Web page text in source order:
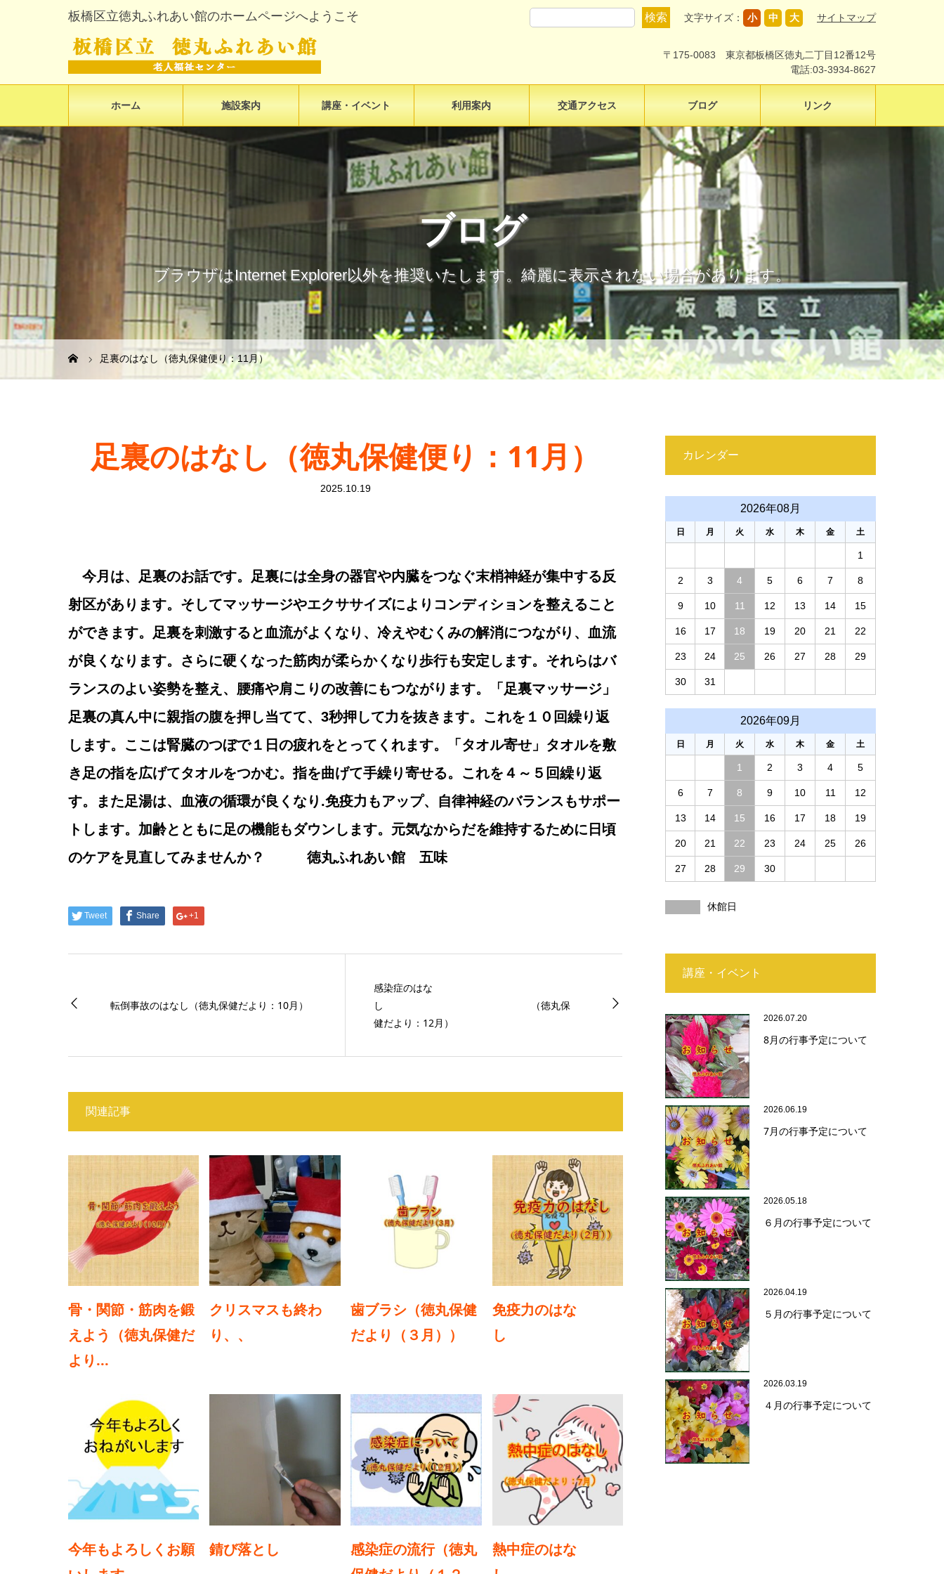
板橋区立徳丸ふれあい館のホームページへようこそ 文字サイズ： 小 中 大 サイトマップ
〒175-0083 東京都板橋区徳丸二丁目12番12号
電話:03-3934-8627
ホーム 施設案内 講座・イベント 利用案内 交通アクセス ブログ リンク
ブログ
ブラウザはInternet Explorer以外を推奨いたします。綺麗に表示されない場合があります。
足裏のはなし（徳丸保健便り：11月）
足裏のはなし（徳丸保健便り：11月）
2025.10.19
今月は、足裏のお話です。足裏には全身の器官や内臓をつなぐ末梢神経が集中する反
射区があります。そしてマッサージやエクササイズによりコンディションを整えること
ができます。足裏を刺激すると血流がよくなり、冷えやむくみの解消につながり、血流
が良くなります。さらに硬くなった筋肉が柔らかくなり歩行も安定します。それらはバ
ランスのよい姿勢を整え、腰痛や肩こりの改善にもつながります。「足裏マッサージ」
足裏の真ん中に親指の腹を押し当てて、3秒押して力を抜きます。これを１０回繰り返
します。ここは腎臓のつぼで１日の疲れをとってくれます。「タオル寄せ」タオルを敷
き足の指を広げてタオルをつかむ。指を曲げて手繰り寄せる。これを４～５回繰り返
す。また足湯は、血液の循環が良くなり.免疫力もアップ、自律神経のバランスもサポー
トします。加齢とともに足の機能もダウンします。元気なからだを維持するために日頃
のケアを見直してみませんか？
徳丸ふれあい館 五味
Tweet Share +1
転倒事故のはなし（徳丸保健だより：10月）
感染症のはな
し （徳丸保
健だより：12月）
関連記事
骨・関節・筋肉を鍛
えよう（徳丸保健だ
より...
クリスマスも終わ
り、、
歯ブラシ（徳丸保健
だより（３月））
免疫力のはな
し ...
今年もよろしくお願
錆び落とし
感染症の流行（徳丸
熱中症のはな
カレンダー
2026年08月
日 月 火 水 木 金 土
1
2 3 4 5 6 7 8
9 10 11 12 13 14 15
16 17 18 19 20 21 22
23 24 25 26 27 28 29
30 31
2026年09月
日 月 火 水 木 金 土
1 2 3 4 5
6 7 8 9 10 11 12
13 14 15 16 17 18 19
20 21 22 23 24 25 26
27 28 29 30
休館日
講座・イベント
2026.07.20
8月の行事予定について
2026.06.19
7月の行事予定について
2026.05.18
６月の行事予定について
2026.04.19
５月の行事予定について
2026.03.19
４月の行事予定について